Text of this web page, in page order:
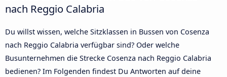
nach Reggio Calabria
Du willst wissen, welche Sitzklassen in Bussen von Cosenza
nach Reggio Calabria verfügbar sind? Oder welche
Busunternehmen die Strecke Cosenza nach Reggio Calabria
bedienen? Im Folgenden findest Du Antworten auf deine